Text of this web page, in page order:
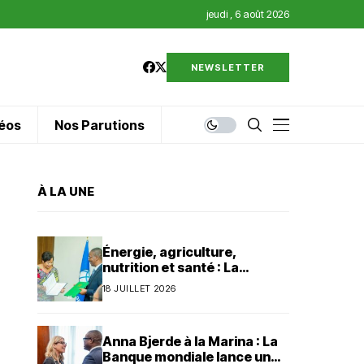
jeudi , 6 août 2026
NEWSLETTER
Nos Parutions
À LA UNE
Énergie, agriculture,
nutrition et santé : La
Banque mondiale injecte 320
18 JUILLET 2026
Anna Bjerde à la Marina : La
Banque mondiale lance un